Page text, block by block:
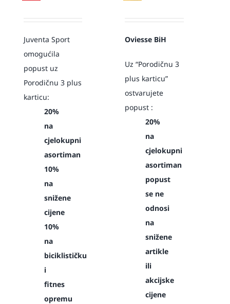
Juventa Sport
omogućila
popust uz
Porodičnu 3 plus
karticu:
20%
na
cjelokupni
asortiman
10%
na
snižene
cijene
10%
na
biciklističku
i
fitnes
opremu
Oviesse BiH
Uz “Porodičnu 3
plus karticu”
ostvarujete
popust :
20%
na
cjelokupni
asortiman
popust
se ne
odnosi
na
snižene
artikle
ili
akcijske
cijene